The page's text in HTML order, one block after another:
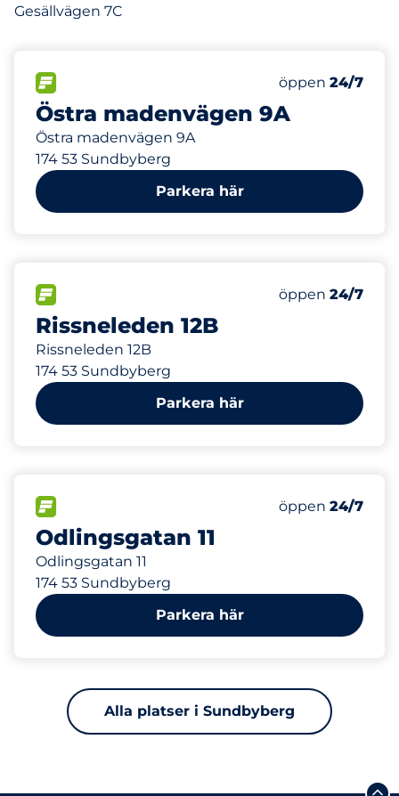
Gesällvägen 7C
Östra madenvägen 9A
Östra madenvägen 9A
174 53 Sundbyberg
Antal
Electric Car
öppen 24/7
123 m
Parkera här
Rissneleden 12B
Rissneleden 12B
174 53 Sundbyberg
Antal
Electric Car
öppen 24/7
180 m
Parkera här
Odlingsgatan 11
Odlingsgatan 11
174 53 Sundbyberg
Antal
Electric Car
öppen 24/7
204 m
Parkera här
Alla platser i Sundbyberg